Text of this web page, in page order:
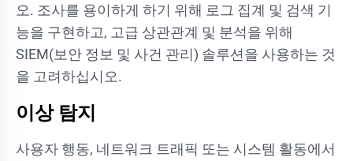
오. 조사를 용이하게 하기 위해 로그 집계 및 검색 기
능을 구현하고, 고급 상관관계 및 분석을 위해
SIEM(보안 정보 및 사건 관리) 솔루션을 사용하는 것
을 고려하십시오.
이상 탐지
사용자 행동, 네트워크 트래픽 또는 시스템 활동에서